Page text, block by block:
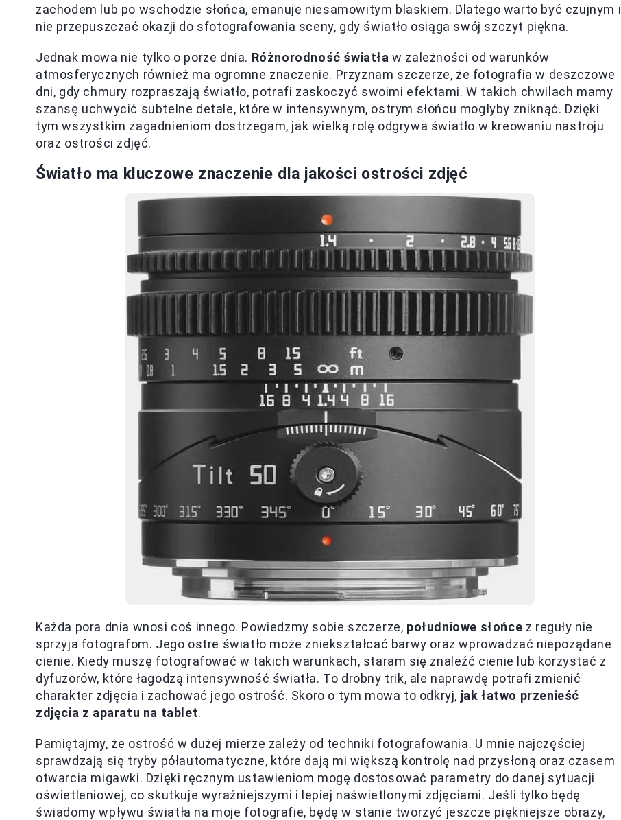
zachodem lub po wschodzie słońca, emanuje niesamowitym blaskiem. Dlatego warto być czujnym i
nie przepuszczać okazji do sfotografowania sceny, gdy światło osiąga swój szczyt piękna.
Jednak mowa nie tylko o porze dnia. Różnorodność światła w zależności od warunków
atmosferycznych również ma ogromne znaczenie. Przyznam szczerze, że fotografia w deszczowe
dni, gdy chmury rozpraszają światło, potrafi zaskoczyć swoimi efektami. W takich chwilach mamy
szansę uchwycić subtelne detale, które w intensywnym, ostrym słońcu mogłyby zniknąć. Dzięki
tym wszystkim zagadnieniom dostrzegam, jak wielką rolę odgrywa światło w kreowaniu nastroju
oraz ostrości zdjęć.
Światło ma kluczowe znaczenie dla jakości ostrości zdjęć
Każda pora dnia wnosi coś innego. Powiedzmy sobie szczerze, południowe słońce z reguły nie
sprzyja fotografom. Jego ostre światło może zniekształcać barwy oraz wprowadzać niepożądane
cienie. Kiedy muszę fotografować w takich warunkach, staram się znaleźć cienie lub korzystać z
dyfuzorów, które łagodzą intensywność światła. To drobny trik, ale naprawdę potrafi zmienić
charakter zdjęcia i zachować jego ostrość. Skoro o tym mowa to odkryj, jak łatwo przenieść
zdjęcia z aparatu na tablet.
Pamiętajmy, że ostrość w dużej mierze zależy od techniki fotografowania. U mnie najczęściej
sprawdzają się tryby półautomatyczne, które dają mi większą kontrolę nad przysłoną oraz czasem
otwarcia migawki. Dzięki ręcznym ustawieniom mogę dostosować parametry do danej sytuacji
oświetleniowej, co skutkuje wyraźniejszymi i lepiej naświetlonymi zdjęciami. Jeśli tylko będę
świadomy wpływu światła na moje fotografie, będę w stanie tworzyć jeszcze piękniejsze obrazy,